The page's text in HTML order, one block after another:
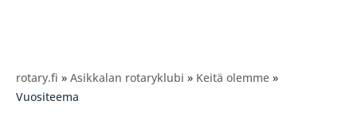
rotary.fi » Asikkalan rotaryklubi » Keitä olemme »
Vuositeema